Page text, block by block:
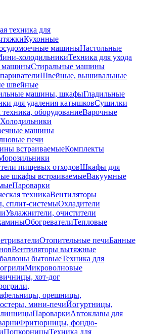
техника для
Кухонные
машиныНастольные
холодильникиТехника для ухода
машиныСтиральные машины
Швейные, вышивальные
швейные
машины, шкафыГладильные
для удаления катышковСушилки
оборудованиеВарочные
Холодильники
машины
печи
встраиваемыеКомплекты
пищевых отходовШкафы для
шкафы встраиваемыеВакуумные
Пароварки
техникаВентиляторы
сплит-системыОхладители
Увлажнители, очистители
ОбогревателиТепловые
Отопительные печиБанные
Вентиляторы вытяжные
бытовыеТехника для
Микроволновые
хот-дог
орешницы,
мини-печиЙогуртницы,
ПароваркиАвтоклавы для
Фритюрницы, фондю-
ПопкорницыТехника для